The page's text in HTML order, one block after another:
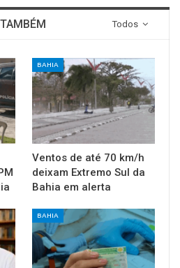
Todos
BAHIA
Ventos de até 70 km/h
deixam Extremo Sul da
Bahia em alerta
BAHIA